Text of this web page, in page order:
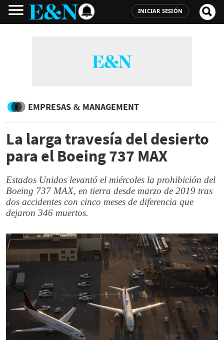
INICIAR SESIÓN
EMPRESAS & MANAGEMENT
La larga travesía del desierto
para el Boeing 737 MAX
Estados Unidos levantó el miércoles la prohibición del
Boeing 737 MAX, en tierra desde marzo de 2019 tras
dos accidentes con cinco meses de diferencia que
dejaron 346 muertos.